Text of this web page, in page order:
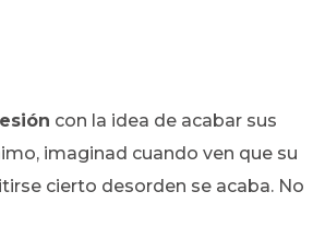
con la idea de acabar sus
imaginad cuando ven que su
cierto desorden se acaba. No